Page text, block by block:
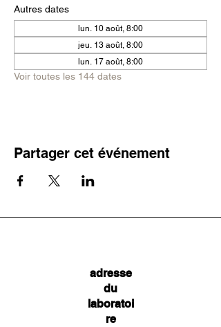
Autres dates
lun. 10 août, 8:00
jeu. 13 août, 8:00
lun. 17 août, 8:00
Voir toutes les 144 dates
Partager cet événement
adresse
du
laboratoi
re